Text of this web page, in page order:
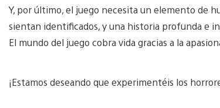
Y, por último, el juego necesita un elemento de
sientan identificados, y una historia profunda e
El mundo del juego cobra vida gracias a la
¡Estamos deseando que experimentéis los